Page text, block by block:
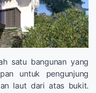
satu bangunan yang
untuk pengunjung
laut dari atas bukit.